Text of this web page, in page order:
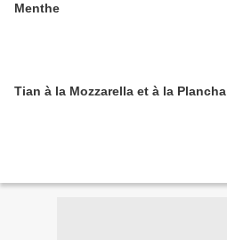
Menthe
Tian à la Mozzarella et à la Plancha